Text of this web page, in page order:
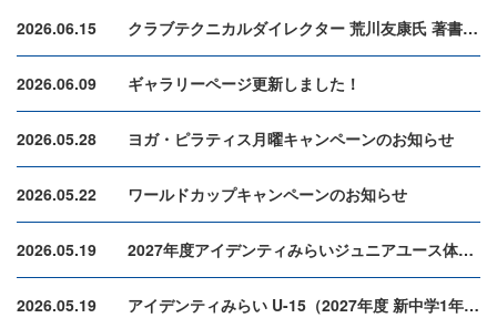
2026.06.15 クラブテクニカルダイレクター 荒川友康氏 著書発売のお知らせ（6月24日発売）
2026.06.09 ギャラリーページ更新しました！
2026.05.28 ヨガ・ピラティス月曜キャンペーンのお知らせ
2026.05.22 ワールドカップキャンペーンのお知らせ
2026.05.19 2027年度アイデンティみらいジュニアユース体験・練習会のお知らせ
2026.05.19 アイデンティみらい U-15（2027年度 新中学1年生）セレクションのご案内